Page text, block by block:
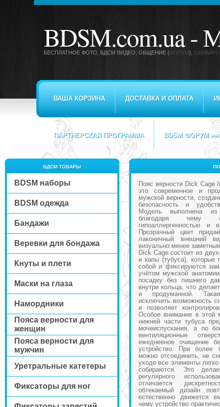
BDSM.com.ua -
БЕСПЛАТНОЕ ФОТО, БДСМ ВИДЕО , ОБЩЕНИЕ (ФОРУМ), ОНЛАЙН-
ВАША КОРЗИНА ДОСТАВКА И ОПЛАТА
ПАРТНЕРСКАЯ ПРОГРАММА BDSM ФОРУМ
БДСМ ТОВАРЫ
BDSM наборы
BDSM одежда
Бандажи
Веревки для бондажа
Кнуты и плети
Маски на глаза
Намордники
Пояса верности для
женщин
Пояса верности для
мужчин
Уретральные катетеры
Фиксаторы для ног
Пояс верности Dick
это современное и
мужской верности,
безопасность и
Модель выполнена из
благодаря чему
гипоаллергенностью и
Прозрачный цвет
лаконичный внешний
визуально менее
Dick Cage состоит из
и капы (тубуса), которые
собой и фиксируются
учётом мужской
посадку без лишнего
внутри кольца, что
и продуманной.
исключить возможность
и позволяет
Особое внимание в этой
нижней части тубуса
мочеиспускания, а по
вентиляционные
ежедневное очищение
устройство. При более
можно отсоединить, не
уходе все элементы
собираются. Это
регулярного
отличается
обтекаемый дизайн
естественно движется
чему устройство